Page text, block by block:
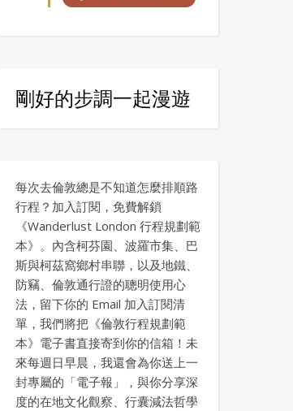
剛好的步調一起漫遊
每次去倫敦總是不知道怎麼排順路
行程？加入訂閱，免費解鎖
《Wanderlust London 行程規劃範
本》。內含柯芬園、波羅市集、巴
斯與柯茲窩鄉村串聯，以及地鐵、
防竊、倫敦通行證的聰明使用心
法，留下你的 Email 加入訂閱清
單，我們將把《倫敦行程規劃範
本》電子書直接寄到你的信箱！未
來每週日早晨，我還會為你送上一
封專屬的「電子報」，與你分享深
度的在地文化觀察、行囊減法哲學